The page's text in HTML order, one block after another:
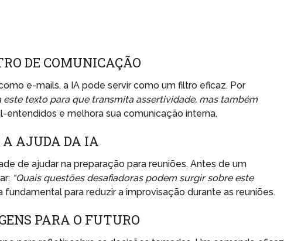
DE COMUNICAÇÃO
e-mails, a IA pode servir como um filtro eficaz. Por
este texto para que transmita assertividade, mas também
entendidos e melhora sua comunicação interna.
A AJUDA DA IA
de ajudar na preparação para reuniões. Antes de um
“Quais questões desafiadoras podem surgir sobre este
para reduzir a improvisação durante as reuniões.
PARA O FUTURO